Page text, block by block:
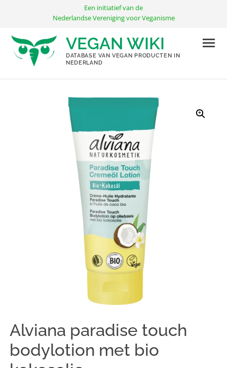
inhoud
Een initiatief van de
Nederlandse Vereniging voor Veganisme
VEGAN WIKI
DATABASE VAN VEGAN PRODUCTEN IN
NEDERLAND
Alviana paradise touch
bodylotion met bio